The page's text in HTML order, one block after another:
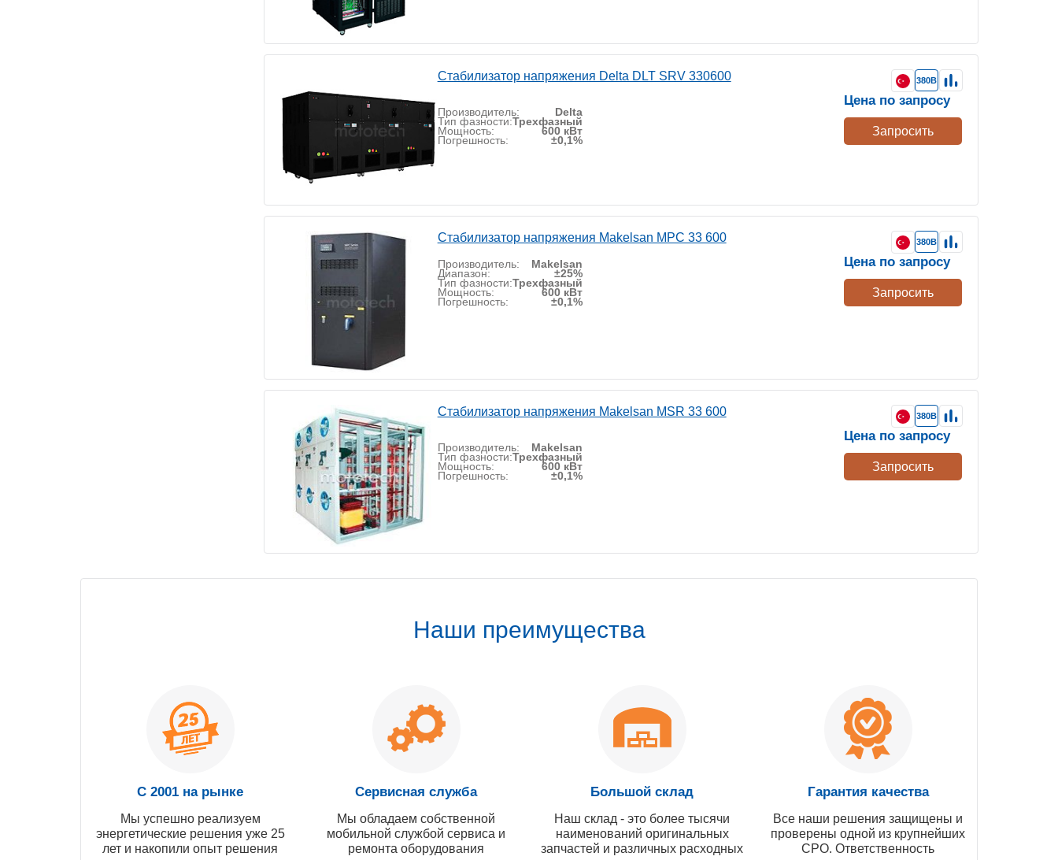
Стабилизатор напряжения Delta DLT SRV 330600
Производитель: Delta
Тип фазности:Трехфазный
Мощность: 600 кВт
Погрешность: ±0,1%
380В
Цена по запросу
Запросить
Стабилизатор напряжения Makelsan MPC 33 600
Производитель: Makelsan
Диапазон: ±25%
Тип фазности:Трехфазный
Мощность: 600 кВт
Погрешность: ±0,1%
380В
Цена по запросу
Запросить
Стабилизатор напряжения Makelsan MSR 33 600
Производитель: Makelsan
Тип фазности:Трехфазный
Мощность: 600 кВт
Погрешность: ±0,1%
380В
Цена по запросу
Запросить
Наши преимущества
С 2001 на рынке
Мы успешно реализуем
энергетические решения уже 25
лет и накопили опыт решения
Сервисная служба
Мы обладаем собственной
мобильной службой сервиса и
ремонта оборудования
Большой склад
Наш склад - это более тысячи
наименований оригинальных
запчастей и различных расходных
Гарантия качества
Все наши решения защищены и
проверены одной из крупнейших
СРО. Ответственность